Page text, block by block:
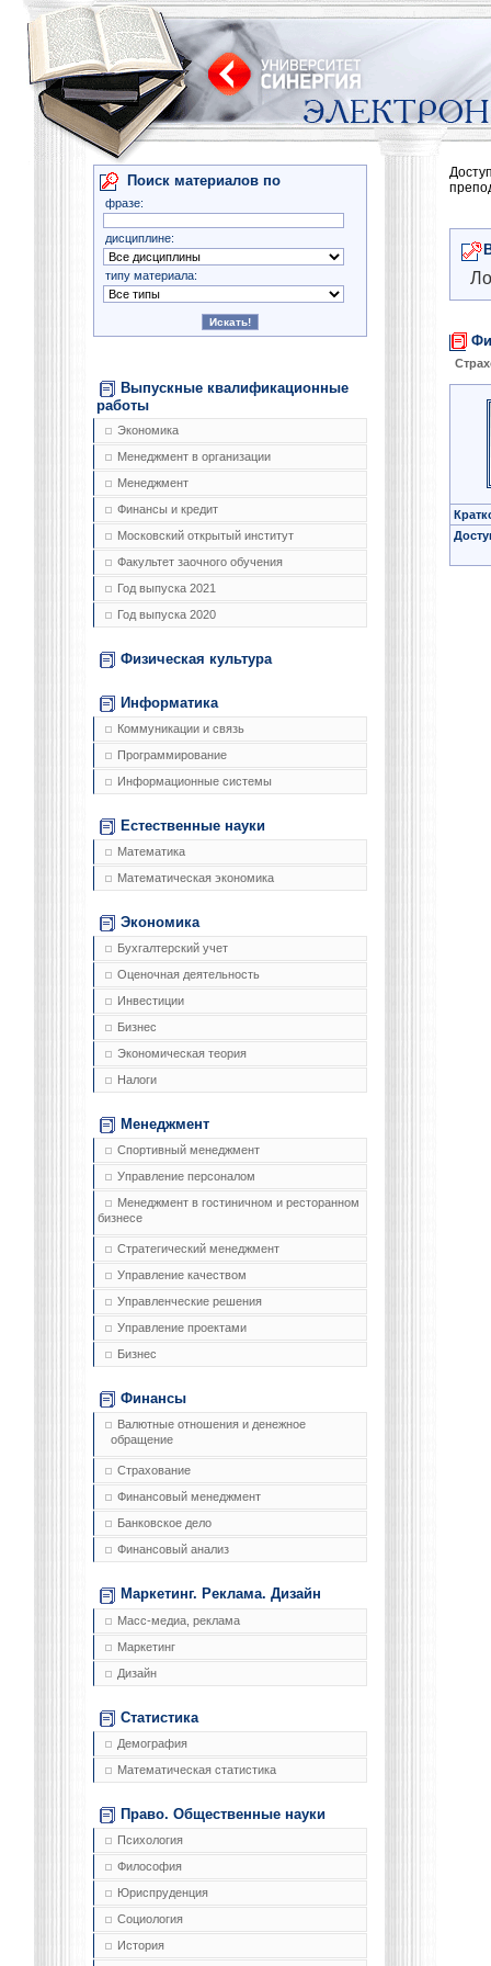
Поиск материалов по
фразе:
дисциплине:
типу материала:
Выпускные квалификационные
работы
Экономика
Менеджмент в организации
Менеджмент
Финансы и кредит
Московский открытый институт
Факультет заочного обучения
Год выпуска 2021
Год выпуска 2020
Физическая культура
Информатика
Коммуникации и связь
Программирование
Информационные системы
Естественные науки
Математика
Математическая экономика
Экономика
Бухгалтерский учет
Оценочная деятельность
Инвестиции
Бизнес
Экономическая теория
Налоги
Менеджмент
Спортивный менеджмент
Управление персоналом
Менеджмент в гостиничном и ресторанном
бизнесе
Стратегический менеджмент
Управление качеством
Управленческие решения
Управление проектами
Бизнес
Финансы
Валютные отношения и денежное
обращение
Страхование
Финансовый менеджмент
Банковское дело
Финансовый анализ
Маркетинг. Реклама. Дизайн
Масс-медиа, реклама
Маркетинг
Дизайн
Статистика
Демография
Математическая статистика
Право. Общественные науки
Психология
Философия
Юриспруденция
Социология
История